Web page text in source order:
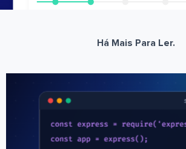
Há Mais Para Ler.